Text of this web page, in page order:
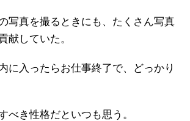
写真を撮るときにも、たくさん写真
献していた。
に入ったらお仕事終了で、どっかり
べき性格だといつも思う。